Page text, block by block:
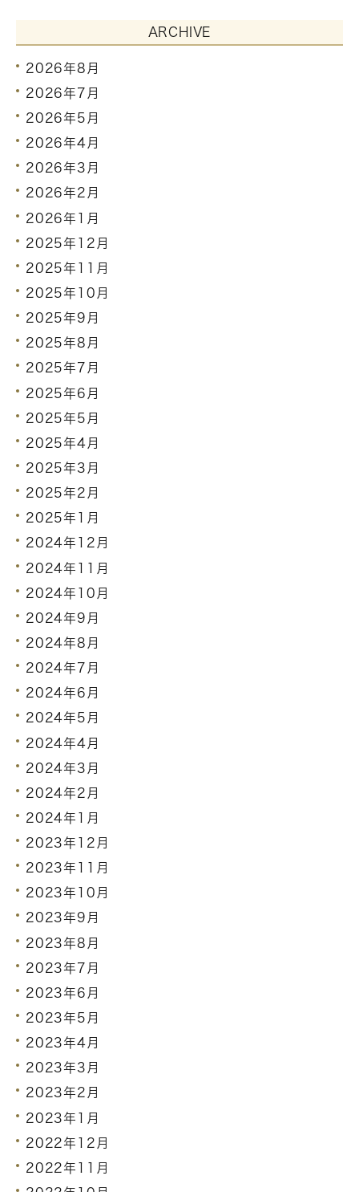
ARCHIVE
2026年8月
2026年7月
2026年5月
2026年4月
2026年3月
2026年2月
2026年1月
2025年12月
2025年11月
2025年10月
2025年9月
2025年8月
2025年7月
2025年6月
2025年5月
2025年4月
2025年3月
2025年2月
2025年1月
2024年12月
2024年11月
2024年10月
2024年9月
2024年8月
2024年7月
2024年6月
2024年5月
2024年4月
2024年3月
2024年2月
2024年1月
2023年12月
2023年11月
2023年10月
2023年9月
2023年8月
2023年7月
2023年6月
2023年5月
2023年4月
2023年3月
2023年2月
2023年1月
2022年12月
2022年11月